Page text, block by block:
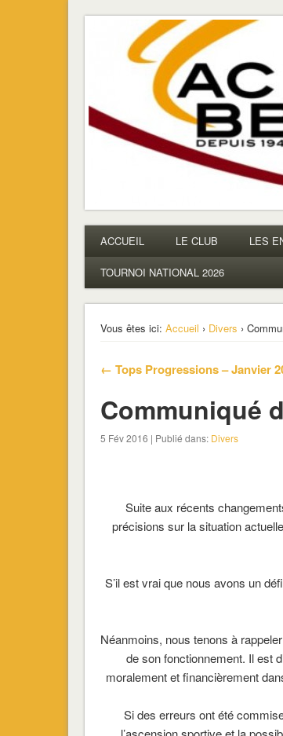
ACBB – Tennis de
La section ping de Boulogne
ACCUEIL LE CLUB LES
TOURNOI NATIONAL 2026
Vous êtes ici: Accueil › Divers ›
← Tops Progressions – Janvier
Communiqué
5 Fév 2016 | Publié dans: Divers
Suite aux récents
précisions sur la situation
S’il est vrai que nous avons un
Néanmoins, nous tenons à
de son fonctionnement. Il est
moralement et financièrement
Si des erreurs ont été